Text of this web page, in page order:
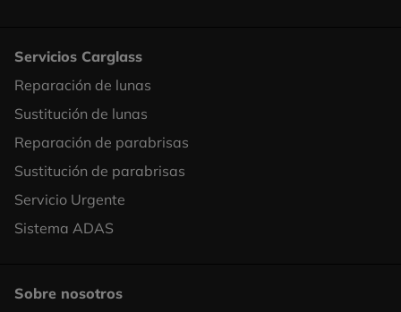
Servicios Carglass
Footer
Column
Reparación de lunas
Sustitución de lunas
Reparación de parabrisas
Sustitución de parabrisas
Servicio Urgente
Sistema ADAS
Sobre nosotros